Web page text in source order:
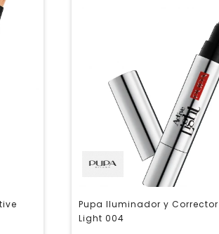
Pupa Iluminador y
Light 004